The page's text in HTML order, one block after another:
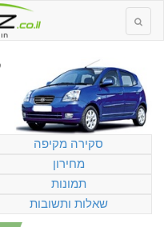
סקירה מקיפה
מחירון
תמונות
שאלות ותשובות